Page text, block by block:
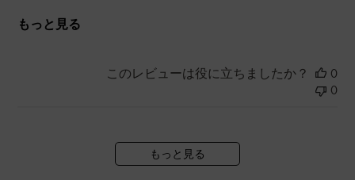
もっと見る
このレビューは役に立ちましたか？
0
0
もっと見る